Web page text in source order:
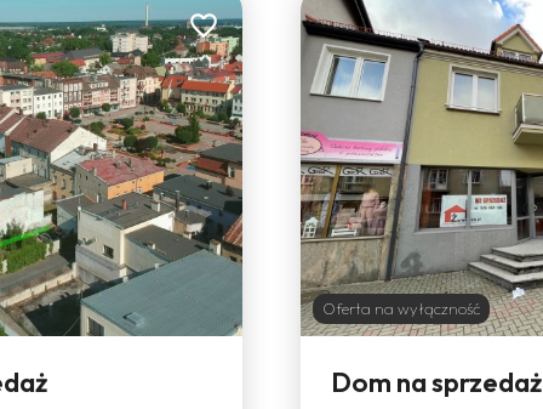
6
4
Dodaj do ulubionych
Oferta na wyłączność
Dom na sprzedaż